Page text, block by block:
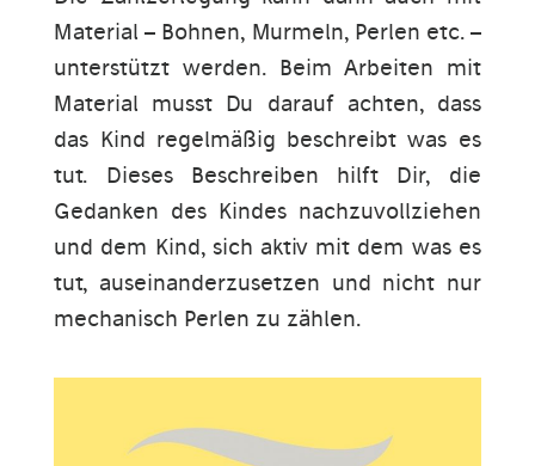
Material – Bohnen, Murmeln, Perlen etc. –
unterstützt werden. Beim Arbeiten mit
Material musst Du darauf achten, dass
das Kind regelmäßig beschreibt was es
tut. Dieses Beschreiben hilft Dir, die
Gedanken des Kindes nachzuvollziehen
und dem Kind, sich aktiv mit dem was es
tut, auseinanderzusetzen und nicht nur
mechanisch Perlen zu zählen.